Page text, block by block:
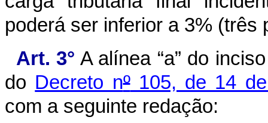
poderá ser inferior a 3% (três
Art. 3° A alínea “a” do
do Decreto nº105, de 14
com a seguinte redação: